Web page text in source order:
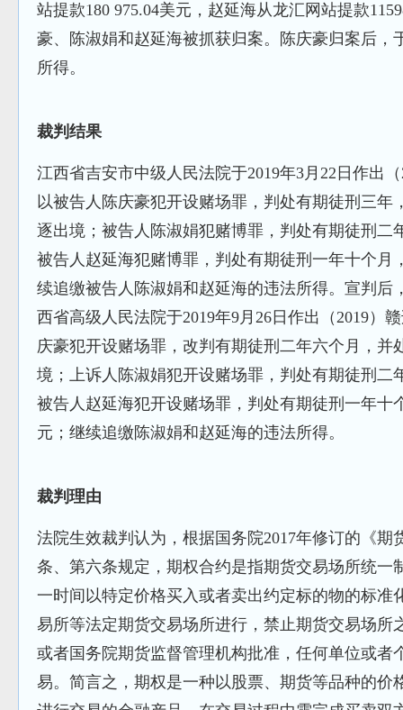
站提款180 975.04美元，赵延海从龙汇网站提款
豪、陈淑娟和赵延海被抓获归案。陈庆豪归案后，
所得。
裁判结果
江西省吉安市中级人民法院于2019年3月22日作出
以被告人陈庆豪犯开设赌场罪，判处有期徒刑三年
逐出境；被告人陈淑娟犯赌博罪，判处有期徒刑二
被告人赵延海犯赌博罪，判处有期徒刑一年十个月
续追缴被告人陈淑娟和赵延海的违法所得。宣判后
西省高级人民法院于2019年9月26日作出（2019）
庆豪犯开设赌场罪，改判有期徒刑二年六个月，并
境；上诉人陈淑娟犯开设赌场罪，判处有期徒刑二
被告人赵延海犯开设赌场罪，判处有期徒刑一年十
元；继续追缴陈淑娟和赵延海的违法所得。
裁判理由
法院生效裁判认为，根据国务院2017年修订的《期
条、第六条规定，期权合约是指期货交易场所统一
一时间以特定价格买入或者卖出约定标的物的标准
易所等法定期货交易场所进行，禁止期货交易场所
或者国务院期货监督管理机构批准，任何单位或者
易。简言之，期权是一种以股票、期货等品种的价